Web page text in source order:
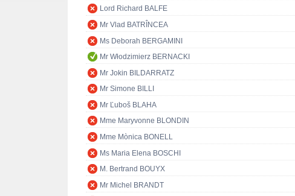
Lord Richard BALFE
Mr Vlad BATRÎNCEA
Ms Deborah BERGAMINI
Mr Włodzimierz BERNACKI
Mr Jokin BILDARRATZ
Mr Simone BILLI
Mr Ľuboš BLAHA
Mme Maryvonne BLONDIN
Mme Mònica BONELL
Ms Maria Elena BOSCHI
M. Bertrand BOUYX
Mr Michel BRANDT